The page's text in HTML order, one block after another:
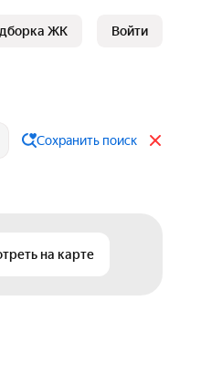
ЖК Войти
Сохранить поиск
на карте